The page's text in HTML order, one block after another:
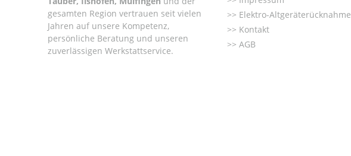
gesamten Region vertrauen seit vielen
Jahren auf unsere Kompetenz,
persönliche Beratung und unseren
zuverlässigen Werkstattservice.
Elektro-Altgeräterücknahme
Kontakt
AGB